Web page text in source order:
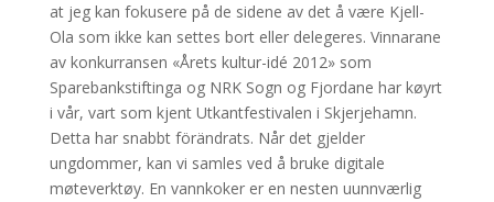
at jeg kan fokusere på de sidene av det å være Kjell-
Ola som ikke kan settes bort eller delegeres. Vinnarane
av konkurransen «Årets kultur-idé 2012» som
Sparebankstiftinga og NRK Sogn og Fjordane har køyrt
i vår, vart som kjent Utkantfestivalen i Skjerjehamn.
Detta har snabbt förändrats. Når det gjelder
ungdommer, kan vi samles ved å bruke digitale
møteverktøy. En vannkoker er en nesten uunnværlig